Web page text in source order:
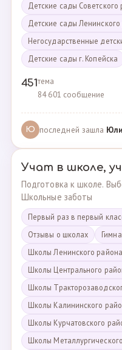
Детские сады Советского
Детские сады
Негосударственные
Детские сады г. Копейска
451тема
84 601 сообщение
Ю последней зашла
Учат в школе,
Подготовка к школе.
Школьные заботы
Первый раз в первый
Отзывы о школах
Школы Ленинского района
Школы Центрального
Школы
Школы Калининского
Школы Курчатовского
Школы